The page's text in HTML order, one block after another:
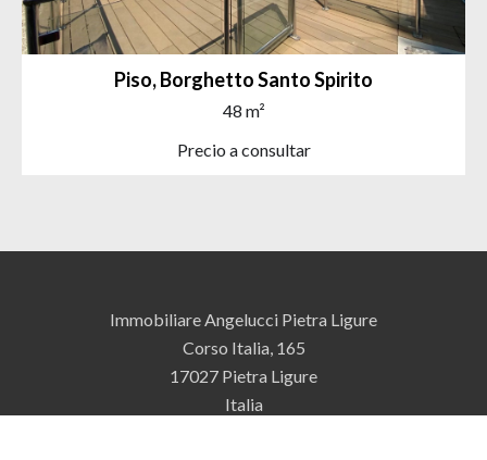
Piso, Borghetto Santo Spirito
48 m²
Precio a consultar
Immobiliare Angelucci Pietra Ligure
Corso Italia, 165
17027 Pietra Ligure
Italia